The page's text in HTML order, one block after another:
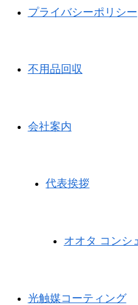
プライバシーポリシー
不用品回収
会社案内
代表挨拶
オオタ コンシ
光触媒コーティング